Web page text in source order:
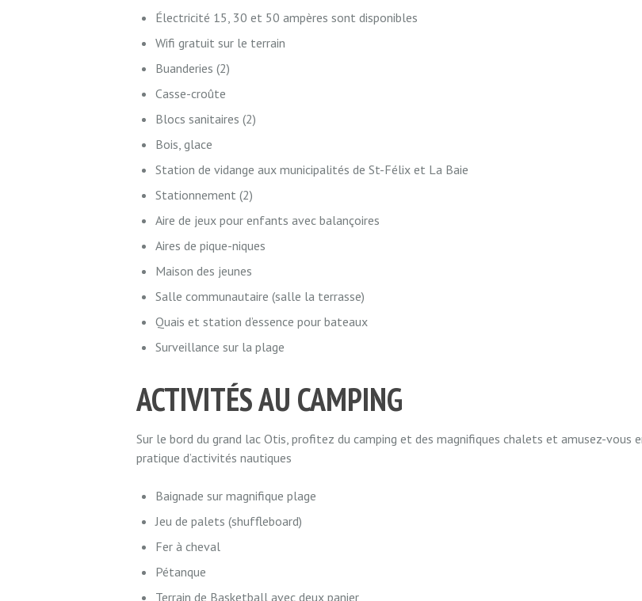
Électricité 15, 30 et 50 ampères sont disponibles
Wifi gratuit sur le terrain
Buanderies (2)
Casse-croûte
Blocs sanitaires (2)
Bois, glace
Station de vidange aux municipalités de St-Félix et La Baie
Stationnement (2)
Aire de jeux pour enfants avec balançoires
Aires de pique-niques
Maison des jeunes
Salle communautaire (salle la terrasse)
Quais et station d’essence pour bateaux
Surveillance sur la plage
ACTIVITÉS AU CAMPING
Sur le bord du grand lac Otis, profitez du camping et des magnifiques chalets et amusez-
pratique d’activités nautiques
Baignade sur magnifique plage
Jeu de palets (shuffleboard)
Fer à cheval
Pétanque
Terrain de Basketball avec deux panier